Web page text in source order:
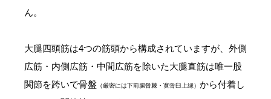
ん。
大腿四頭筋は4つの筋頭から構成されていますが、外側
広筋・内側広筋・中間広筋を除いた大腿直筋は唯一股
関節を跨いで骨盤 （厳密には下前腸骨棘・寛骨臼上縁） から付着し